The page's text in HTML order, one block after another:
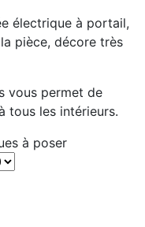
électrique à portail,
pièce, décore très
vous permet de
tous les intérieurs.